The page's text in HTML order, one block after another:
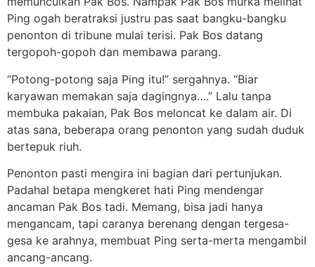
Ping ogah beratraksi justru pas saat bangku-bangku
penonton di tribune mulai terisi. Pak Bos datang
tergopoh-gopoh dan membawa parang.
“Potong-potong saja Ping itu!” sergahnya. “Biar
karyawan memakan saja dagingnya….” Lalu tanpa
membuka pakaian, Pak Bos meloncat ke dalam air. Di
atas sana, beberapa orang penonton yang sudah duduk
bertepuk riuh.
Penonton pasti mengira ini bagian dari pertunjukan.
Padahal betapa mengkeret hati Ping mendengar
ancaman Pak Bos tadi. Memang, bisa jadi hanya
mengancam, tapi caranya berenang dengan tergesa-
gesa ke arahnya, membuat Ping serta-merta mengambil
ancang-ancang.